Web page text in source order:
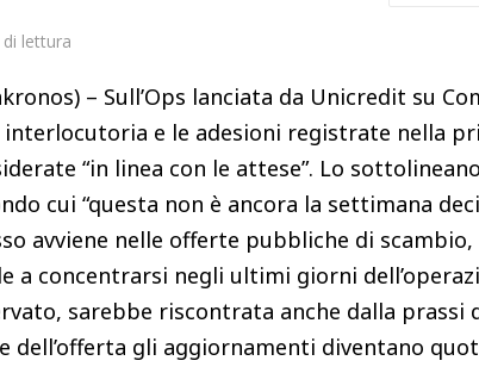
di lettura
– Sull’Ops lanciata da Unicredit su
interlocutoria e le adesioni registrate nella
“in linea con le attese”. Lo
cui “questa non è ancora la settimana
avviene nelle offerte pubbliche di
a concentrarsi negli ultimi giorni
sarebbe riscontrata anche dalla prassi
dell’offerta gli aggiornamenti diventano